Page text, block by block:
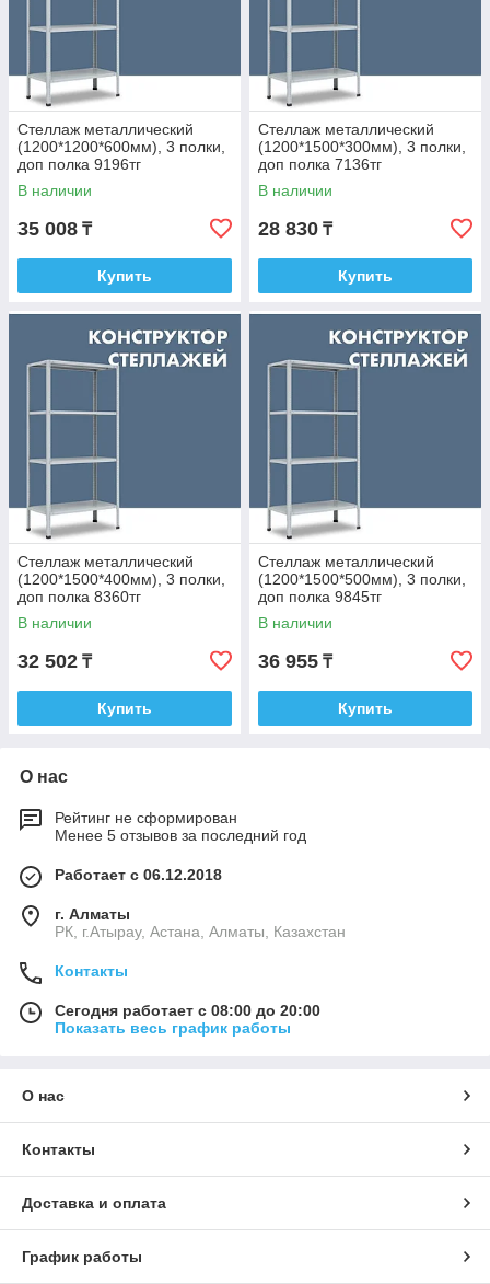
Стеллаж металлический
(1200*1200*600мм), 3 полки,
доп полка 9196тг
В наличии
35 008 ₸
Купить
Стеллаж металлический
(1200*1500*300мм), 3 полки,
доп полка 7136тг
В наличии
28 830 ₸
Купить
Стеллаж металлический
(1200*1500*400мм), 3 полки,
доп полка 8360тг
В наличии
32 502 ₸
Купить
Стеллаж металлический
(1200*1500*500мм), 3 полки,
доп полка 9845тг
В наличии
36 955 ₸
Купить
О нас
Рейтинг не сформирован
Менее 5 отзывов за последний год
Работает с 06.12.2018
г. Алматы
РК, г.Атырау, Астана, Алматы, Казахстан
Контакты
Сегодня работает с 08:00 до 20:00
Показать весь график работы
О нас
Контакты
Доставка и оплата
График работы